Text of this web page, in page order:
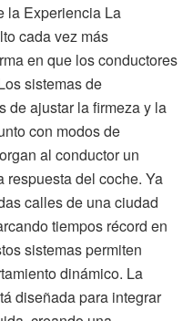
la Experiencia La
cada vez más
en que los conductores
sistemas de
de ajustar la firmeza y la
con modos de
al conductor un
respuesta del coche. Ya
calles de una ciudad
tiempos récord en
sistemas permiten
dinámico. La
diseñada para integrar